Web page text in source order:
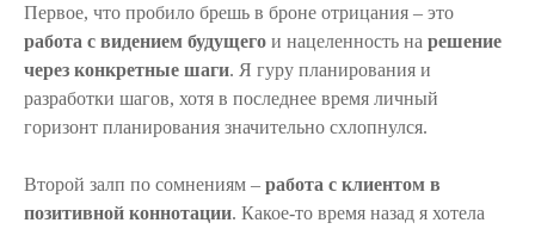
Первое, что пробило брешь в броне отрицания – это
работа с видением будущего и нацеленность на решение
через конкретные шаги. Я гуру планирования и
разработки шагов, хотя в последнее время личный
горизонт планирования значительно схлопнулся.
Второй залп по сомнениям – работа с клиентом в
позитивной коннотации. Какое-то время назад я хотела